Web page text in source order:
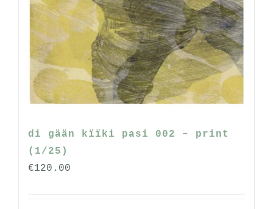
di gään kïïki pasi 002 – print
(1/25)
€120.00